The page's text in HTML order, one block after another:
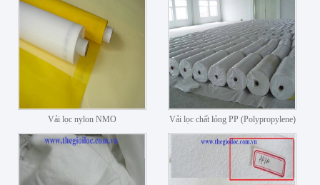
Vải lọc nylon NMO Vải lọc chất lỏng PP (Polypropylene)